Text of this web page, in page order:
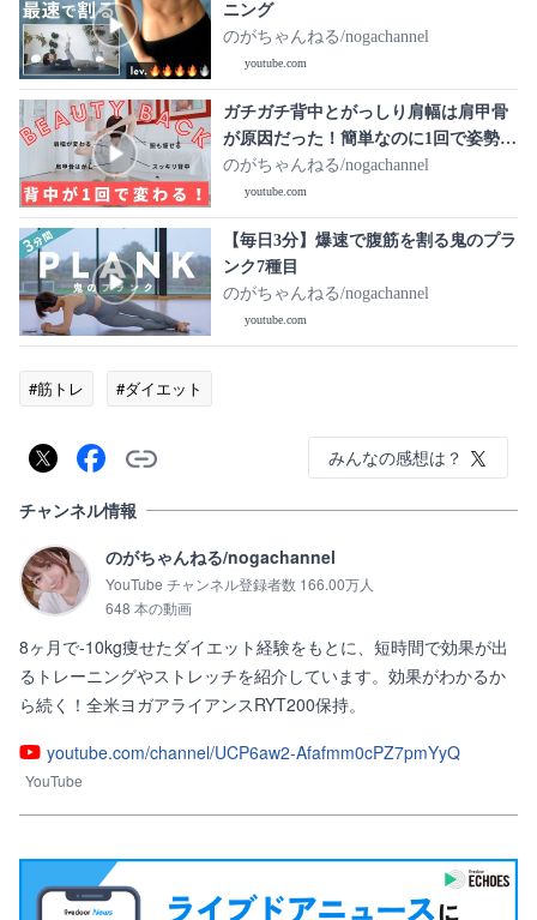
ニング
のがちゃんねる/nogachannel
youtube.com
ガチガチ背中とがっしり肩幅は肩甲骨
が原因だった！簡単なのに1回で姿勢が
変わって続けるほど背中が痩せるトレ
ーニング
のがちゃんねる/nogachannel
youtube.com
【毎日3分】爆速で腹筋を割る鬼のプラ
ンク7種目
のがちゃんねる/nogachannel
youtube.com
#筋トレ #ダイエット
みんなの感想は？
チャンネル情報
のがちゃんねる/nogachannel
YouTube チャンネル登録者数 166.00万人
648 本の動画
8ヶ月で-10kg痩せたダイエット経験をもとに、短時間で効果が出
るトレーニングやストレッチを紹介しています。効果がわかるか
ら続く！全米ヨガアライアンスRYT200保持。
youtube.com/channel/UCP6aw2-Afafmm0cPZ7pmYyQ
YouTube